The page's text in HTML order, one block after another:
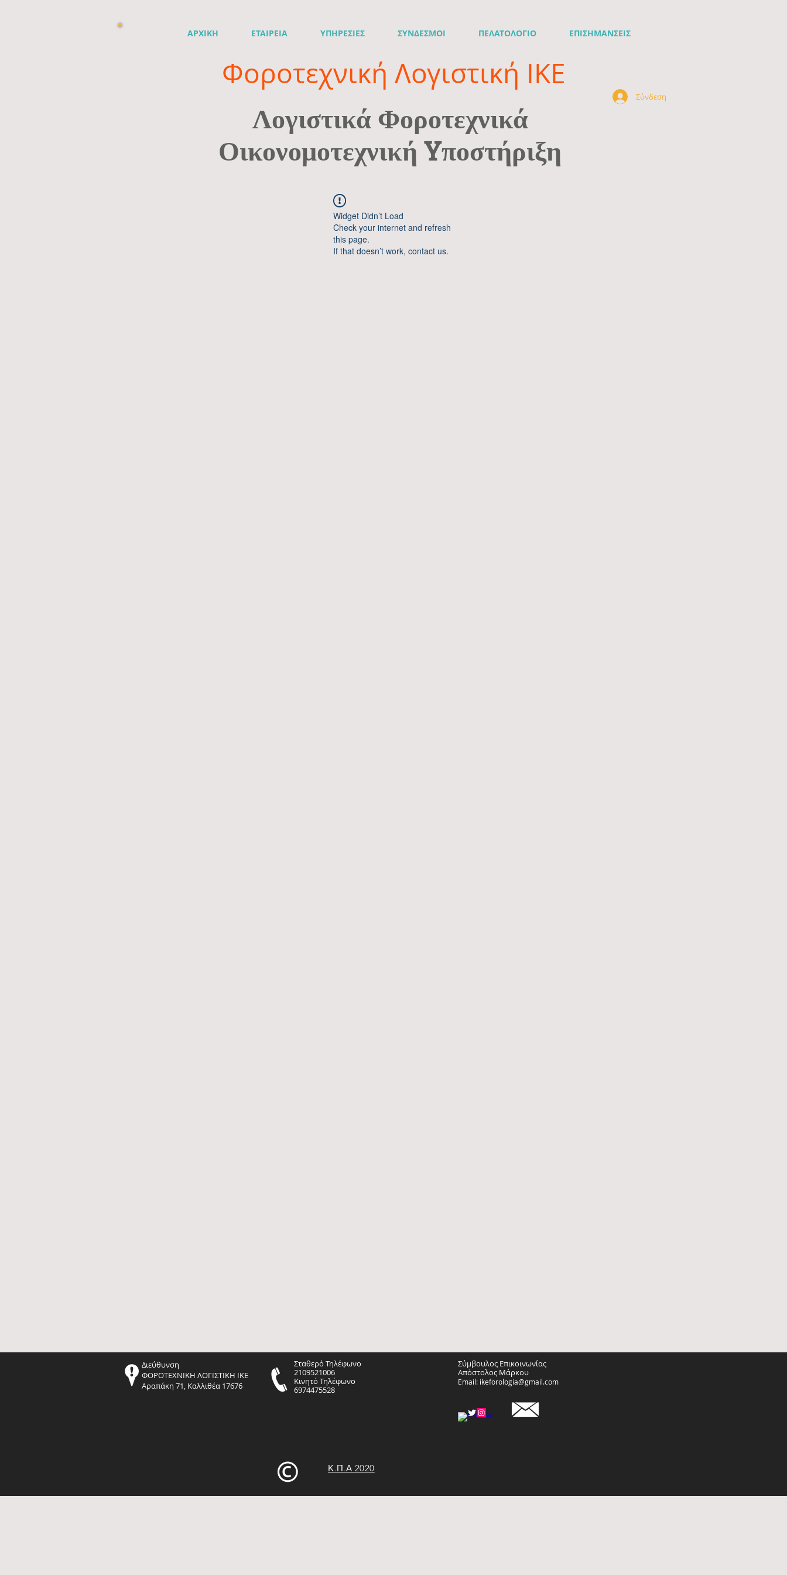
ΑΡΧΙΚΗ ΕΤΑΙΡΕΙΑ ΥΠΗΡΕΣΙΕΣ ΣΥΝΔΕΣΜΟΙ ΠΕΛΑΤΟΛΟΓΙΟ ΕΠΙΣΗΜΑΝΣΕΙΣ
Φοροτεχνική Λογιστική ΙΚΕ
Λογιστικά Φοροτεχνικά
Οικονομοτεχνική Yποστήριξη
Σύνδεση
Widget Didn’t Load
Check your internet and refresh
this page.
If that doesn’t work, contact us.
Διεύθυνση
ΦΟΡΟΤΕΧΝΙΚΗ ΛΟΓΙΣΤΙΚΗ ΙΚΕ
Αραπάκη 71, Καλλιθέα 17676
Σταθερό Τηλέφωνο
2109521006
Κινητό Τηλέφωνο
6974475528
Κ.Π.Α 2020
Σύμβουλος Επικοινωνίας
Απόστολος Μάρκου
Email: ikeforologia@gmail.com